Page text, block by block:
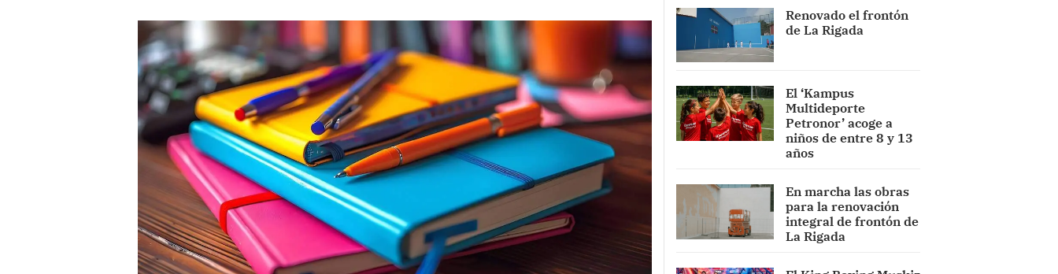
Renovado el frontón
de La Rigada
El ‘Kampus
Multideporte
Petronor’ acoge a
niños de entre 8 y 13
años
En marcha las obras
para la renovación
integral de frontón de
La Rigada